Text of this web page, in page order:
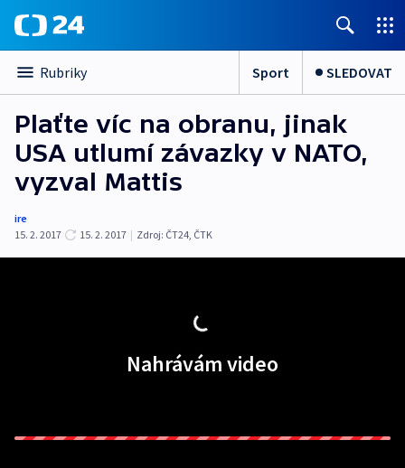
Rubriky Sport SLEDOVAT
Plaťte víc na obranu, jinak
USA utlumí závazky v NATO,
vyzval Mattis
ire
15. 2. 2017
15. 2. 2017 | Zdroj: ČT24, ČTK
Nahrávám video